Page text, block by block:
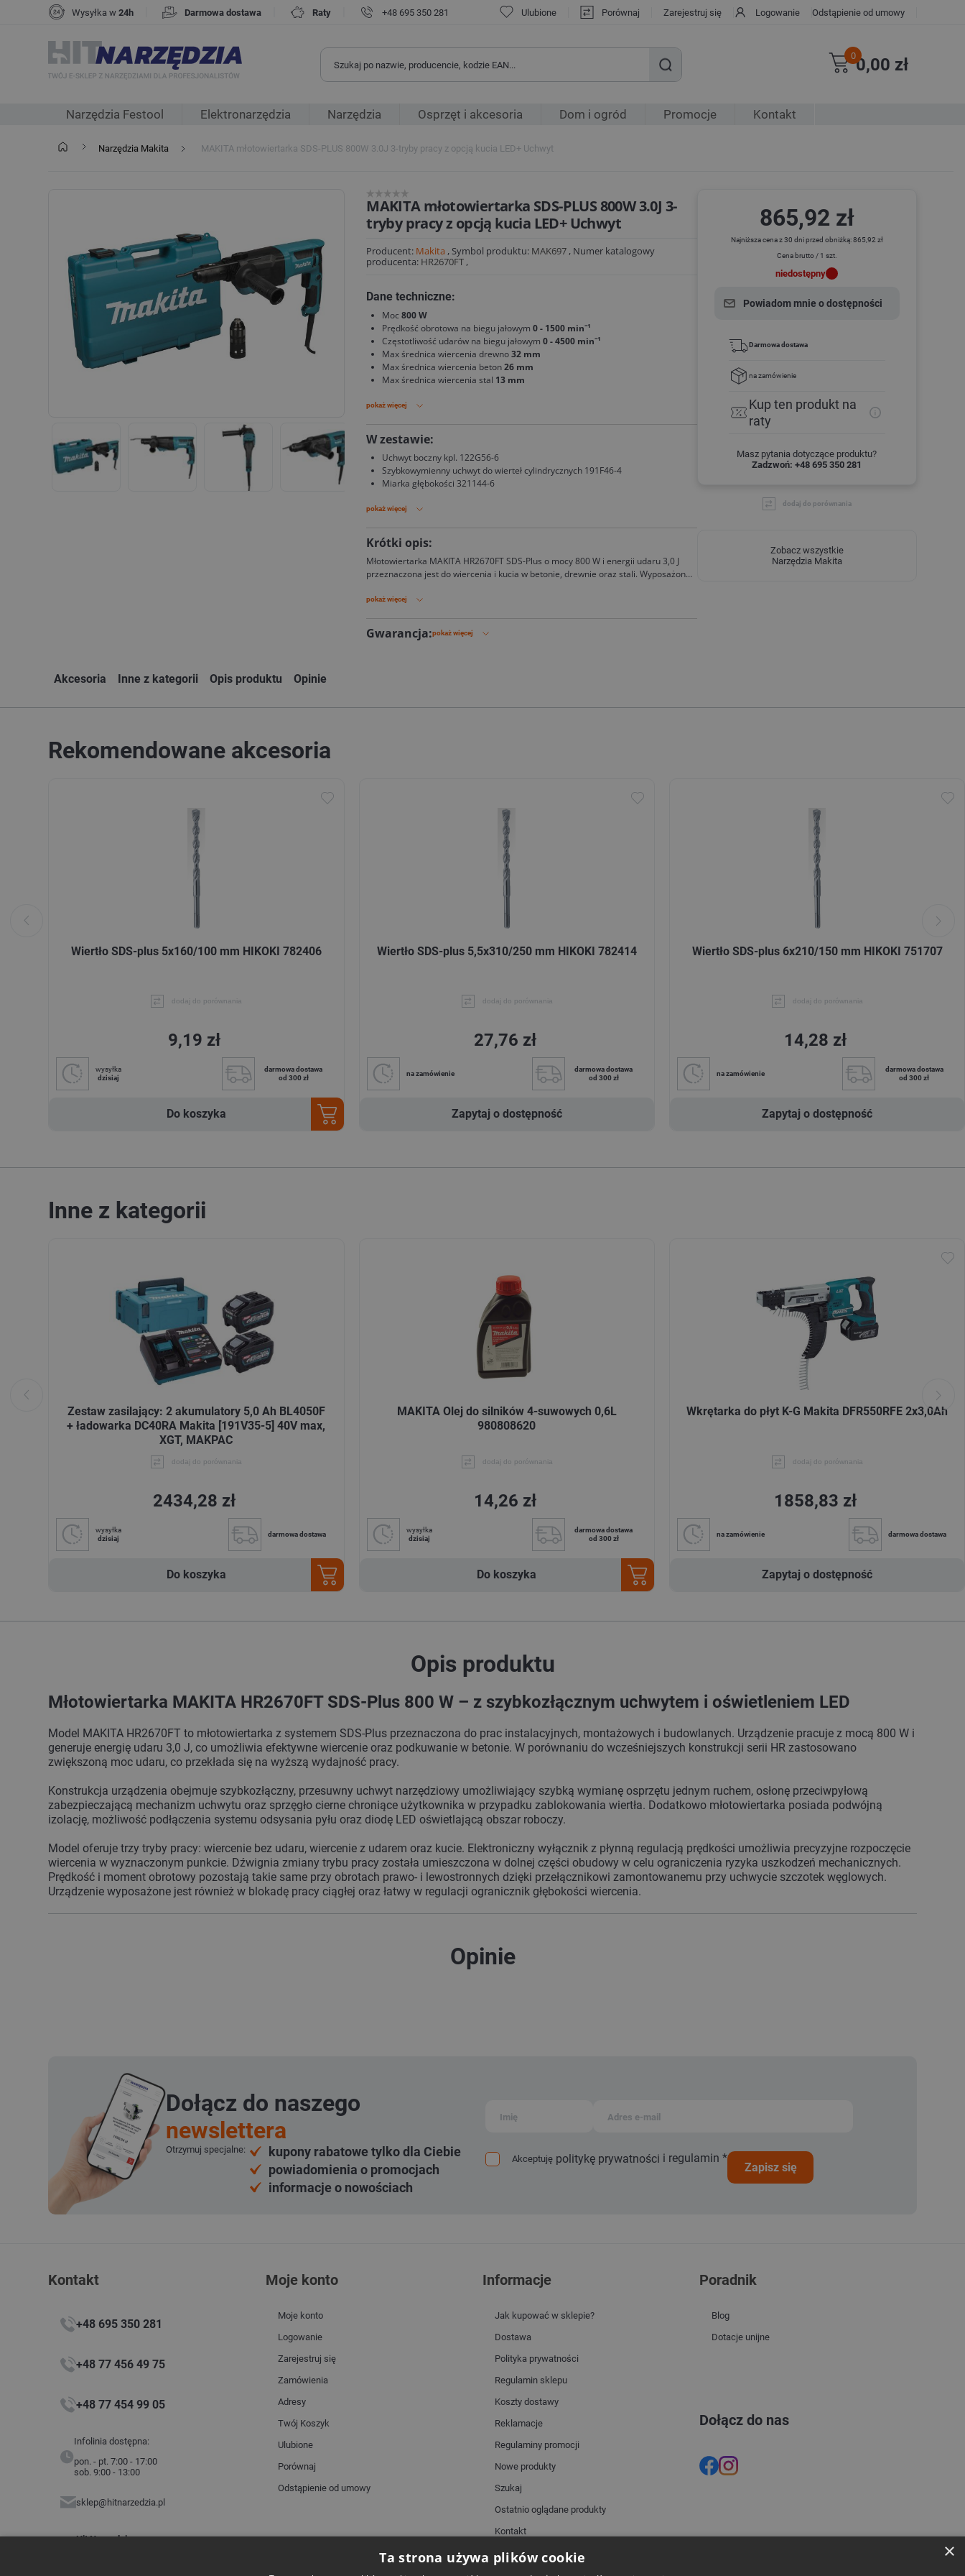
Wysyłka w24h Darmowa dostawa Raty +48 695 350 281 Ulubione Porównaj Zarejestruj się Logowanie Odstąpienie od umowy
00,00 zł
Narzędzia Festool Elektronarzędzia Narzędzia Osprzęt i akcesoria Dom i ogród Promocje Kontakt
Narzędzia Makita MAKITA młotowiertarka SDS-PLUS 800W 3.0J 3-tryby pracy z opcją kucia LED+ Uchwyt
865,92 zł
Najniższa cena z 30 dni przed obniżką: 865,92 zł
Cena brutto / 1 szt.
niedostępny
Powiadom mnie o dostępności
Darmowa dostawa
na zamówienie
Kup ten produkt na
raty
Masz pytania dotyczące produktu?
Zadzwoń: +48 695 350 281
dodaj do porównania
Zobacz wszystkie
Narzędzia Makita
MAKITA młotowiertarka SDS-PLUS 800W 3.0J 3-
tryby pracy z opcją kucia LED+ Uchwyt
Producent: Makita , Symbol produktu: MAK697 , Numer katalogowy
producenta: HR2670FT ,
Dane techniczne:
Moc800 W
Prędkość obrotowa na biegu jałowym0 - 1500 min⁻¹
Częstotliwość udarów na biegu jałowym0 - 4500 min⁻¹
Max średnica wiercenia drewno32 mm
Max średnica wiercenia beton26 mm
Max średnica wiercenia stal 13 mm
pokaż więcej
W zestawie:
Uchwyt boczny kpl. 122G56-6
Szybkowymienny uchwyt do wierteł cylindrycznych 191F46-4
Miarka głębokości 321144-6
pokaż więcej
Krótki opis:
Młotowiertarka MAKITA HR2670FT SDS-Plus o mocy 800 W i energii udaru 3,0 J
przeznaczona jest do wiercenia i kucia w betonie, drewnie oraz stali. Wyposażona
pokaż więcej
Gwarancja:pokaż więcej
Akcesoria Inne z kategorii Opis produktu Opinie
Rekomendowane akcesoria
Wiertło SDS-plus 5x160/100 mm HIKOKI 782406
dodaj do porównania
9,19 zł
wysyłka
dzisiaj
darmowa dostawa
od 300 zł
Do koszyka
Wiertło SDS-plus 5,5x310/250 mm HIKOKI 782414
dodaj do porównania
27,76 zł
na zamówienie
darmowa dostawa
od 300 zł
Zapytaj o dostępność
Wiertło SDS-plus 6x210/150 mm HIKOKI 751707
dodaj do porównania
14,28 zł
na zamówienie
darmowa dostawa
od 300 zł
Zapytaj o dostępność
Inne z kategorii
Zestaw zasilający: 2 akumulatory 5,0 Ah BL4050F
+ ładowarka DC40RA Makita [191V35-5] 40V max,
XGT, MAKPAC
dodaj do porównania
2434,28 zł
wysyłka
dzisiaj
darmowa dostawa
Do koszyka
MAKITA Olej do silników 4-suwowych 0,6L
980808620
dodaj do porównania
14,26 zł
wysyłka
dzisiaj
darmowa dostawa
od 300 zł
Do koszyka
Wkrętarka do płyt K-G Makita DFR550RFE 2x3,0Ah
dodaj do porównania
1858,83 zł
na zamówienie darmowa dostawa
Zapytaj o dostępność
Opis produktu
Młotowiertarka MAKITA HR2670FT SDS-Plus 800 W – z szybkozłącznym uchwytem i oświetleniem LED
Model MAKITA HR2670FT to młotowiertarka z systemem SDS-Plus przeznaczona do prac instalacyjnych, montażowych i budowlanych. Urządzenie pracuje z mocą 800 W i
generuje energię udaru 3,0 J, co umożliwia efektywne wiercenie oraz podkuwanie w betonie. W porównaniu do wcześniejszych konstrukcji serii HR zastosowano
zwiększoną moc udaru, co przekłada się na wyższą wydajność pracy.
Konstrukcja urządzenia obejmuje szybkozłączny, przesuwny uchwyt narzędziowy umożliwiający szybką wymianę osprzętu jednym ruchem, osłonę przeciwpyłową
zabezpieczającą mechanizm uchwytu oraz sprzęgło cierne chroniące użytkownika w przypadku zablokowania wiertła. Dodatkowo młotowiertarka posiada podwójną
izolację, możliwość podłączenia systemu odsysania pyłu oraz diodę LED oświetlającą obszar roboczy.
Model oferuje trzy tryby pracy: wiercenie bez udaru, wiercenie z udarem oraz kucie. Elektroniczny wyłącznik z płynną regulacją prędkości umożliwia precyzyjne rozpoczęcie
wiercenia w wyznaczonym punkcie. Dźwignia zmiany trybu pracy została umieszczona w dolnej części obudowy w celu ograniczenia ryzyka uszkodzeń mechanicznych.
Prędkość i moment obrotowy pozostają takie same przy obrotach prawo- i lewostronnych dzięki przełącznikowi zamontowanemu przy uchwycie szczotek węglowych.
Urządzenie wyposażone jest również w blokadę pracy ciągłej oraz łatwy w regulacji ogranicznik głębokości wiercenia.
Opinie
Dołącz do naszego
newslettera
Otrzymuj specjalne:
kupony rabatowe tylko dla Ciebie
powiadomienia o promocjach
informacje o nowościach
Akceptuję politykę prywatności i regulamin *
zapisz się
Kontakt
+48 695 350 281
+48 77 456 49 75
+48 77 454 99 05
Infolinia dostępna:
pon. - pt. 7:00 - 17:00
sob. 9:00 - 13:00
sklep@hitnarzedzia.pl
Hit Narzędzia
Moje konto
Moje konto
Logowanie
Zarejestruj się
Zamówienia
Adresy
Twój Koszyk
Ulubione
Porównaj
Odstąpienie od umowy
Informacje
Jak kupować w sklepie?
Dostawa
Polityka prywatności
Regulamin sklepu
Koszty dostawy
Reklamacje
Regulaminy promocji
Nowe produkty
Szukaj
Ostatnio oglądane produkty
Kontakt
Mapa strony
Poradnik
Blog
Dotacje unijne
Dołącz do nas
×
Ta strona używa plików cookie